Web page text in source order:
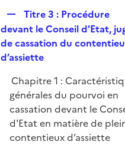
i
e
r
e
p
l
e
r
Titre 3 : Procédure
devant le Conseil d'Etat,
de cassation du
d’assiette
Chapitre 1 :
générales du pourvoi en
cassation devant le
d'Etat en matière de
contentieux d’assiette